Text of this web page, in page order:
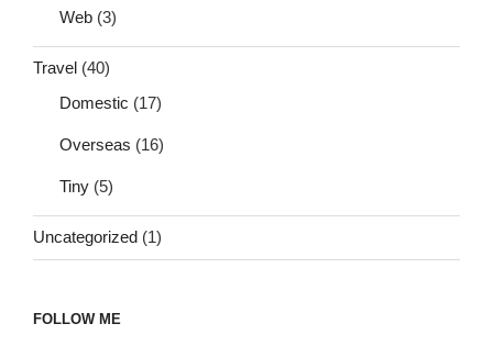
Web (3)
Travel (40)
Domestic (17)
Overseas (16)
Tiny (5)
Uncategorized (1)
FOLLOW ME